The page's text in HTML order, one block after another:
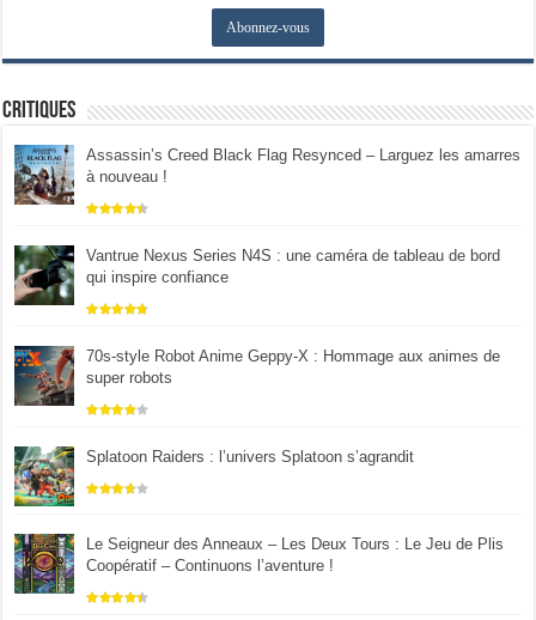
Critiques
Assassin’s Creed Black Flag Resynced – Larguez les amarres
à nouveau !
Vantrue Nexus Series N4S : une caméra de tableau de bord
qui inspire confiance
70s-style Robot Anime Geppy-X : Hommage aux animes de
super robots
Splatoon Raiders : l’univers Splatoon s’agrandit
Le Seigneur des Anneaux – Les Deux Tours : Le Jeu de Plis
Coopératif – Continuons l’aventure !